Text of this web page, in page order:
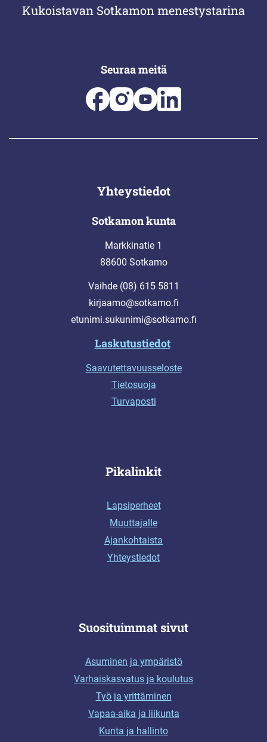
Kukoistavan Sotkamon menestystarina
Seuraa meitä
Yhteystiedot
Sotkamon kunta
Markkinatie 1
88600 Sotkamo
Vaihde (08) 615 5811
kirjaamo@sotkamo.fi
etunimi.sukunimi@sotkamo.fi
Laskutustiedot
Saavutettavuusseloste
Tietosuoja
Turvaposti
Pikalinkit
Lapsiperheet
Muuttajalle
Ajankohtaista
Yhteystiedot
Suosituimmat sivut
Asuminen ja ympäristö
Varhaiskasvatus ja koulutus
Työ ja yrittäminen
Vapaa-aika ja liikunta
Kunta ja hallinto